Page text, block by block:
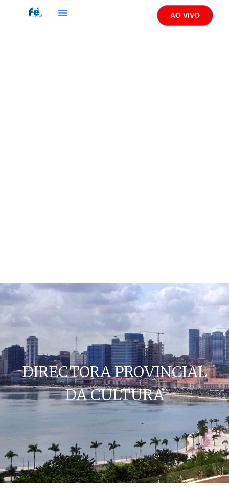
AO VIVO
DIRECTORA PROVINCIAL
DA CULTURA